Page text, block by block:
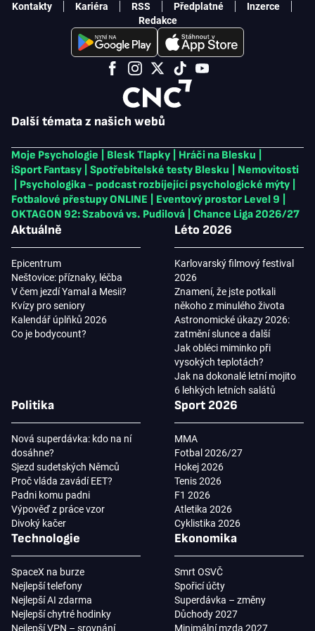
Další témata z našich webů
Moje Psychologie Blesk Tlapky Hráči na Blesku
iSport Fantasy
Spotřebitelské testy Blesku
Nemovitosti
Psychologika - podcast rozbíjející psychologické mýty
Fotbalové přestupy ONLINE
Eventový prostor Level 9
OKTAGON 92: Szabová vs. Pudilová
Chance Liga 2026/27
Aktuálně
Epicentrum
Neštovice: příznaky, léčba
V čem jezdí Yamal a Mesii?
Kvízy pro seniory
Kalendář úplňků 2026
Co je bodycount?
Léto 2026
Karlovarský filmový festival
2026
Znamení, že jste potkali
někoho z minulého života
Astronomické úkazy 2026:
zatmění slunce a další
Jak obléci miminko při
vysokých teplotách?
Jak na dokonalé letní mojito
6 lehkých letních salátů
Politika
Nová superdávka: kdo na ní
dosáhne?
Sjezd sudetských Němců
Proč vláda zavádí EET?
Padni komu padni
Výpověď z práce vzor
Divoký kačer
Sport 2026
MMA
Fotbal 2026/27
Hokej 2026
Tenis 2026
F1 2026
Atletika 2026
Cyklistika 2026
Technologie
SpaceX na burze
Nejlepší telefony
Nejlepší AI zdarma
Nejlepší chytré hodinky
Nejlepší VPN – srovnání
Ekonomika
Smrt OSVČ
Spořicí účty
Superdávka – změny
Důchody 2027
Minimální mzda 2027
Kontakty Kariéra RSS Předplatné
Inzerce
Redakce